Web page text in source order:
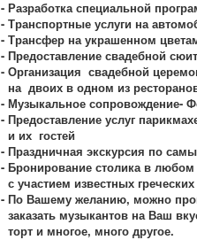
- Разработка специальной
- Транспортные услуги на
- Трансфер на украшенном
- Предоставление свадебной
- Организация свадебной
на двоих в одном из
- Музыкальное сопровождение-
- Предоставление услуг
и их гостей
- Праздничная экскурсия по
- Бронирование столика в любом
с участием известных
- По Вашему желанию, можно
заказать музыкантов на Ваш
торт и многое, много другое.